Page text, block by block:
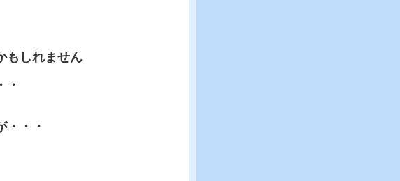
もしれません
・
・・・